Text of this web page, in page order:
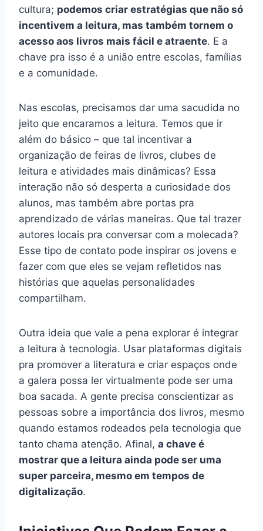
cultura; podemos criar estratégias que não só
incentivem a leitura, mas também tornem o
acesso aos livros mais fácil e atraente. E a
chave pra isso é a união entre escolas, famílias
e a comunidade.
Nas escolas, precisamos dar uma sacudida no
jeito que encaramos a leitura. Temos que ir
além do básico – que tal incentivar a
organização de feiras de livros, clubes de
leitura e atividades mais dinâmicas? Essa
interação não só desperta a curiosidade dos
alunos, mas também abre portas pra
aprendizado de várias maneiras. Que tal trazer
autores locais pra conversar com a molecada?
Esse tipo de contato pode inspirar os jovens e
fazer com que eles se vejam refletidos nas
histórias que aquelas personalidades
compartilham.
Outra ideia que vale a pena explorar é integrar
a leitura à tecnologia. Usar plataformas digitais
pra promover a literatura e criar espaços onde
a galera possa ler virtualmente pode ser uma
boa sacada. A gente precisa conscientizar as
pessoas sobre a importância dos livros, mesmo
quando estamos rodeados pela tecnologia que
tanto chama atenção. Afinal, a chave é
mostrar que a leitura ainda pode ser uma
super parceira, mesmo em tempos de
digitalização.